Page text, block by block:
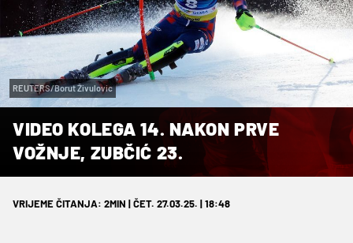
REUTERS/Borut Živulovic
VIDEO KOLEGA 14. NAKON PRVE
VOŽNJE, ZUBČIĆ 23.
VRIJEME ČITANJA: 2MIN | ČET. 27.03.25. | 18:48